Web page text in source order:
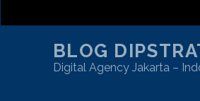
BLOG
Digital Agency Jakarta –